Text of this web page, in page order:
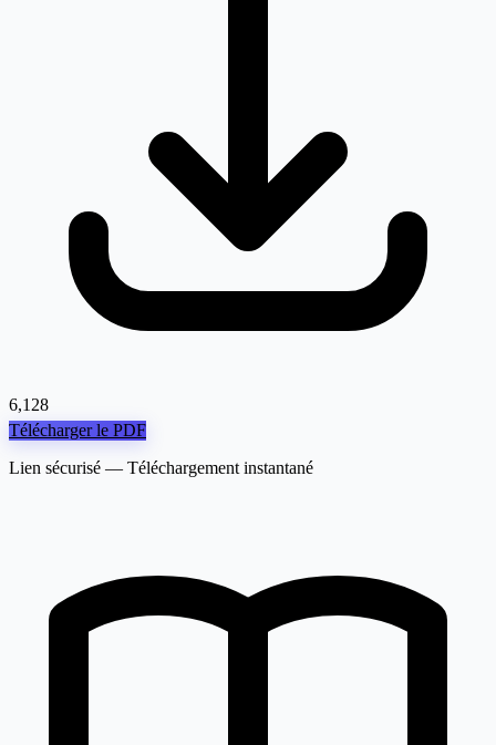
6,128
Télécharger le PDF
Lien sécurisé — Téléchargement instantané